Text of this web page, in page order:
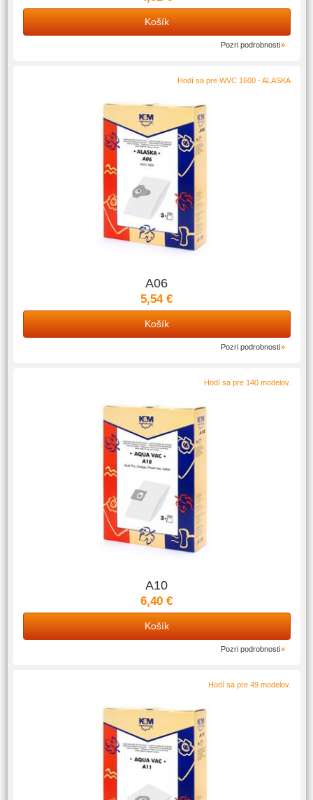
Košík
Pozri podrobnosti
Hodí sa pre WVC 1600 - ALASKA
A06
5,54 €
Košík
Pozri podrobnosti
Hodí sa pre 140 modelov.
A10
6,40 €
Košík
Pozri podrobnosti
Hodí sa pre 49 modelov.